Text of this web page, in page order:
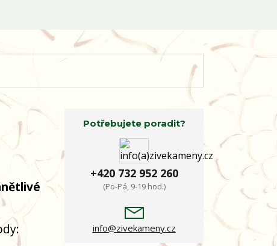
Potřebujete poradit?
+420 732 952 260
(Po-Pá, 9-19 hod.)
info@zivekameny.cz